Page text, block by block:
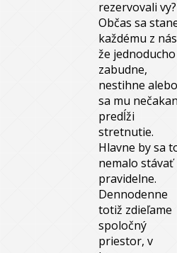
rezervovali vy?
Občas sa
každému z
že jednoducho
zabudne,
nestihne alebo
sa mu
predĺži
stretnutie.
Hlavne by sa
nemalo stávať
pravidelne.
Dennodenne
totiž zdieľame
spoločný
priestor, v